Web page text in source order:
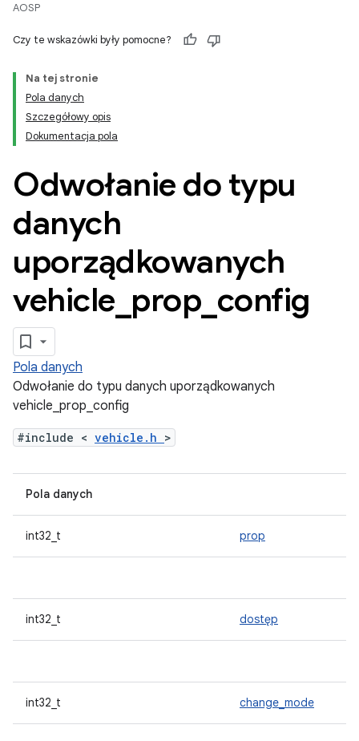
AOSP
Czy te wskazówki były pomocne?
Na tej stronie
Pola danych
Szczegółowy opis
Dokumentacja pola
Odwołanie do typu
danych
uporządkowanych
vehicle prop config
Pola danych
Odwołanie do typu danych uporządkowanych
vehicle_prop_config
#include < vehicle.h >
Pola danych
int32_t prop
int32_t dostęp
int32_t change_mode